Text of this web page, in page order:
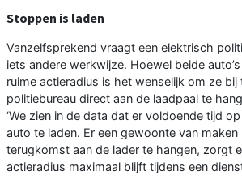
Stoppen is laden
Vanzelfsprekend vraagt een elektrisch
iets andere werkwijze. Hoewel beide
ruime actieradius is het wenselijk om ze
politiebureau direct aan de laadpaal te
‘We zien in de data dat er voldoende tijd
auto te laden. Er een gewoonte van
terugkomst aan de lader te hangen, zorgt
actieradius maximaal blijft tijdens een